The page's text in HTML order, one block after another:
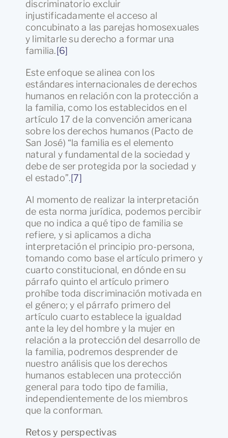
discriminatorio excluir
injustificadamente el acceso al
concubinato a las parejas homosexuales
y limitarle su derecho a formar una
familia.[6]
Este enfoque se alinea con los
estándares internacionales de derechos
humanos en relación con la protección a
la familia, como los establecidos en el
artículo 17 de la convención americana
sobre los derechos humanos (Pacto de
San José) “la familia es el elemento
natural y fundamental de la sociedad y
debe de ser protegida por la sociedad y
el estado”.[7]
Al momento de realizar la interpretación
de esta norma jurídica, podemos percibir
que no indica a qué tipo de familia se
refiere, y si aplicamos a dicha
interpretación el principio pro-persona,
tomando como base el artículo primero y
cuarto constitucional, en dónde en su
párrafo quinto el artículo primero
prohíbe toda discriminación motivada en
el género; y el párrafo primero del
artículo cuarto establece la igualdad
ante la ley del hombre y la mujer en
relación a la protección del desarrollo de
la familia, podremos desprender de
nuestro análisis que los derechos
humanos establecen una protección
general para todo tipo de familia,
independientemente de los miembros
que la conforman.
Retos y perspectivas